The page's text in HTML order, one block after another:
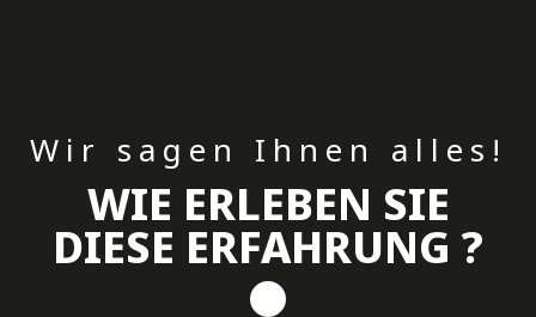
Wir sagen Ihnen alles!
WIE ERLEBEN SIE
DIESE ERFAHRUNG ?